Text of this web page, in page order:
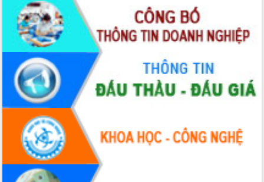
UBND tỉnh họp báo định kỳ tháng 4
năm 2026
Hội thảo khoa học “Giải pháp thúc đẩy
phát triển nền kinh tế xanh tại tỉnh
Đắk Lắk”
Tăng cường giám sát, đôn đốc thực
hiện nhiệm vụ quản lý tài sản công
hàng tuần
Tháo gỡ những vướng mắc, đẩy mạnh
công tác cải cách thủ tục hành chính
tại Trung tâm Phục vụ hành chính
công tỉnh
Đắk Lắk: Tôn vinh 46 giải pháp tại Hội
thi Sáng tạo Kỹ thuật 2024 - 2025